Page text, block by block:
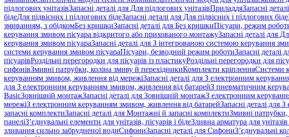
підлогових унітазівЗапасні деталі для Для підлогових унітазівПриладдяЗапасні
бідеДля підвісних і підлогових бідеЗапасні деталі для Для підвісних і підлогових біде
змиванням, з обідкомБез кришкиЗапасні деталі для Без кришкиПісуари, режим
керування змивом пісуара відкритого або прихованого монтажуЗапасні деталі для
керування змивом пісуараЗапасні деталі для З інтегрованою системою керування
системи керування змивом пісуараПісуари, безводний режим роботиЗапасні деталі
пісуарівРоздільні перегородки для пісуарів із пластикуРоздільні перегородки для
сифонівЗмивні патрубки, коліна змиву й перехідникиКомплекти кріпленняСистеми
керуванням змивом, живлення від мережіЗапасні деталі для З електронним
для З електронним керуванням змивом, живлення від батарейЗ пневматичним
BasicЗовнішній монтажЗапасні деталі для Зовнішній монтажЗ електронним
мережіЗ електронним керуванням змивом, живлення від батарейЗапасні деталі для
запасні комплектиЗапасні деталі для Монтажні й запасні комплектиЗмивні патрубки,
панеліЗ’єднувальні елементи для унітазів, пісуарів і бідеЗливна арматура для
зливання сильно забрудненої водиСифониЗапасні деталі для СифониЗ’єднувальні